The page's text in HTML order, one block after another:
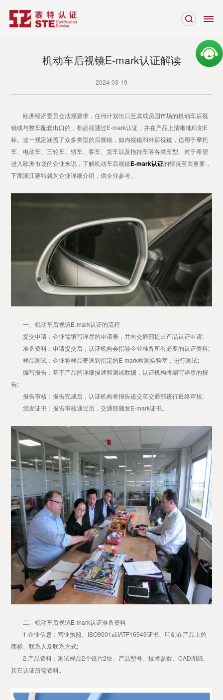
机动车后视镜E-mark认证解读
2024-03-19
欧洲经济委员会法规要求，任何计划出口至其成员国市场的机动车后视
镜或与整车配套出口的，都必须通过E-mark认证，并在产品上清晰地印刻E
标。这一规定涵盖了众多类型的后视镜，如内视镜和外后视镜，适用于摩托
车、电动车、三轮车、轿车、客车、货车以及拖挂车等各类车型。对于希望
进入欧洲市场的企业来说，了解机动车后视镜E-mark认证的情况至关重要，
下面浙江赛特就为企业详细介绍，供企业参考。
一、机动车后视镜E-mark认证的流程
提交申请：企业需填写详尽的申请表，并向交通部提出产品认证申请;
准备资料：申请提交后，认证机构会指导企业准备所有必要的认证资料;
样品测试：企业将样品寄送到指定的E-mark检测实验室，进行测试;
编写报告：基于产品的详细描述和测试数据，认证机构将编写详尽的报
告;
报告审核：报告完成后，认证机构将报告递交至交通部进行最终审核;
颁发证书：报告审核通过后，交通部颁发E-mark证书。
二、机动车后视镜E-mark认证准备资料
1.企业信息：营业执照、ISO9001或IATF16949证书、印刻在产品上的
商标、联系人及联系方式;
2.产品资料：测试样品2个镜片2块、产品型号、技术参数、CAD图纸、
其它认证所需资料。